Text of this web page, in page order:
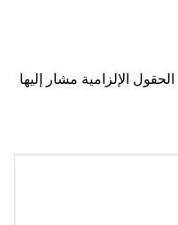
الحقول الإلزامية مشار إليها